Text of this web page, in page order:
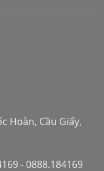
Hoàn, Cầu Giấy,
- 0888.184169